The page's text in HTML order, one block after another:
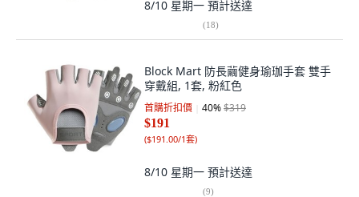
8/10 星期一 預計送達
(18)
Block Mart 防長繭健身瑜珈手套 雙手
穿戴組, 1套, 粉紅色
首購折扣價 40%$319
$191
($191.00/1套)
8/10 星期一 預計送達
(9)